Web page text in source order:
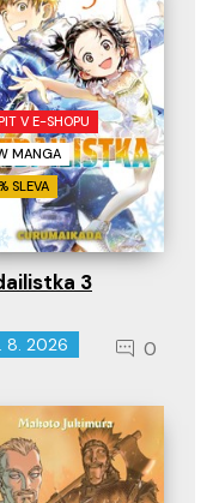
V E-SHOPU
MANGA
SLEVA
3
8. 2026 0